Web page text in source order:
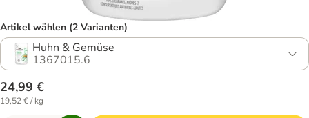
Artikel wählen (2 Varianten)
Huhn & Gemüse
1367015.6
24,99 €
19,52 € / kg